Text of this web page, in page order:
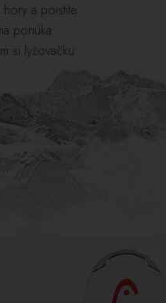
a poistite
ponúka
si lyžovačku